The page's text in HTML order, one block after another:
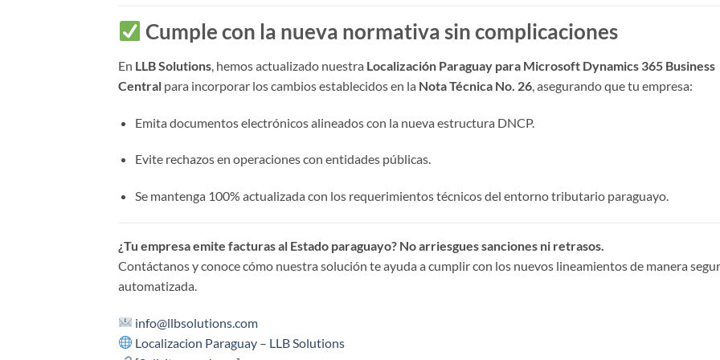
Cumple con la nueva normativa sin complicaciones
En LLB Solutions , hemos actualizado nuestra Localización Paraguay para Microsoft Dynamics 365 Business
Central para incorporar los cambios establecidos en la Nota Técnica No. 26 , asegurando que tu empresa:
Emita documentos electrónicos alineados con la nueva estructura DNCP.
Evite rechazos en operaciones con entidades públicas.
Se mantenga 100% actualizada con los requerimientos técnicos del entorno tributario paraguayo.
¿Tu empresa emite facturas al Estado paraguayo? No arriesgues sanciones ni retrasos.
Contáctanos y conoce cómo nuestra solución te ayuda a cumplir con los nuevos lineamientos de manera
automatizada.
info@llbsolutions.com
Localizacion Paraguay – LLB Solutions